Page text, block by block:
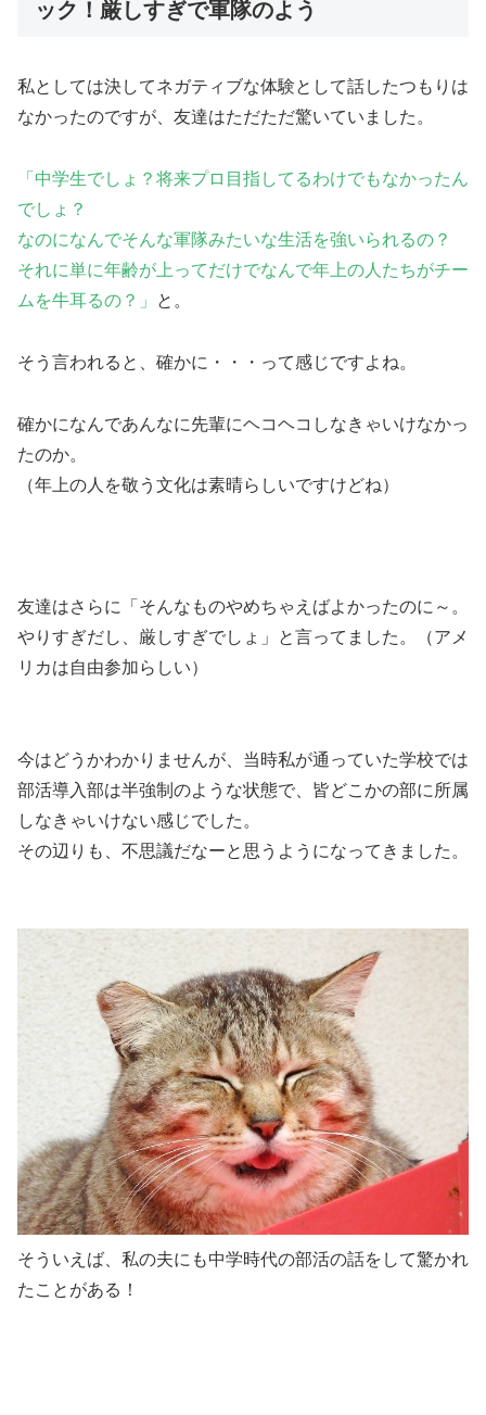
ック！厳しすぎで軍隊のよう
私としては決してネガティブな体験として話したつもりは
なかったのですが、友達はただただ驚いていました。
「中学生でしょ？将来プロ目指してるわけでもなかったん
でしょ？
なのになんでそんな軍隊みたいな生活を強いられるの？
それに単に年齢が上ってだけでなんで年上の人たちがチー
ムを牛耳るの？ 」 と。
そう言われると、確かに・・・って感じですよね。
確かになんであんなに先輩にヘコヘコしなきゃいけなかっ
たのか。
（年上の人を敬う文化は素晴らしいですけどね）
友達はさらに「そんなものやめちゃえばよかったのに～。
やりすぎだし、厳しすぎでしょ」と言ってました。（アメ
リカは自由参加らしい）
今はどうかわかりませんが、 当時私が通っていた学校では
部活導入部は半強制のような状態で、皆どこかの部に所属
しなきゃいけない感じでした。
その辺りも、不思議だなーと思うようになってきました。
そういえば、私の夫にも中学時代の部活の話をして驚かれ
たことがある！